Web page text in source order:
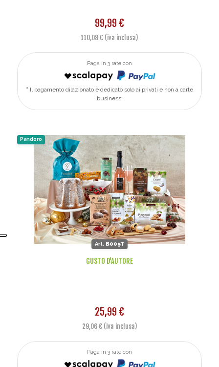
99,99 €
110,08 € (iva inclusa)
Paga in 3 rate con
Il pagamento dilazionato è dedicato solo ai privati e non a carte
business.
Pandoro
Art. B009T
GUSTO D'AUTORE
25,99 €
29,06 € (iva inclusa)
Paga in 3 rate con